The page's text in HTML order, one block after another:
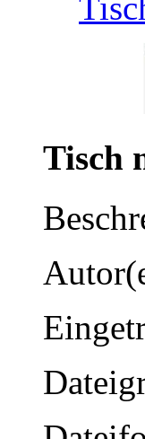
Tisch